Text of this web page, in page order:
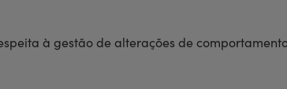
à gestão de alterações de